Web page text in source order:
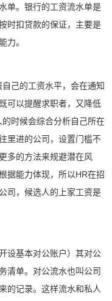
单。银行的工资流水单是
时扣贷款的保证，主要是
力。
己的工资水平，会在通知
可以提醒求职者，又降低
时候会综合分析自己所在
里进的公司，设置门槛不
多的方法来规避潜在风
据能力体现，所以HR在招
司，候选人的上家工资是
设基本对公账户）其对公
清单。对公流水也叫公司
的记录。这样流水和私人